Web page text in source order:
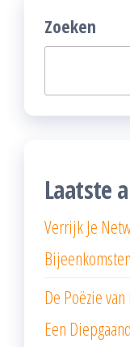
Zoeken
Laatste
Verrijk Je
De Poëzie
Een